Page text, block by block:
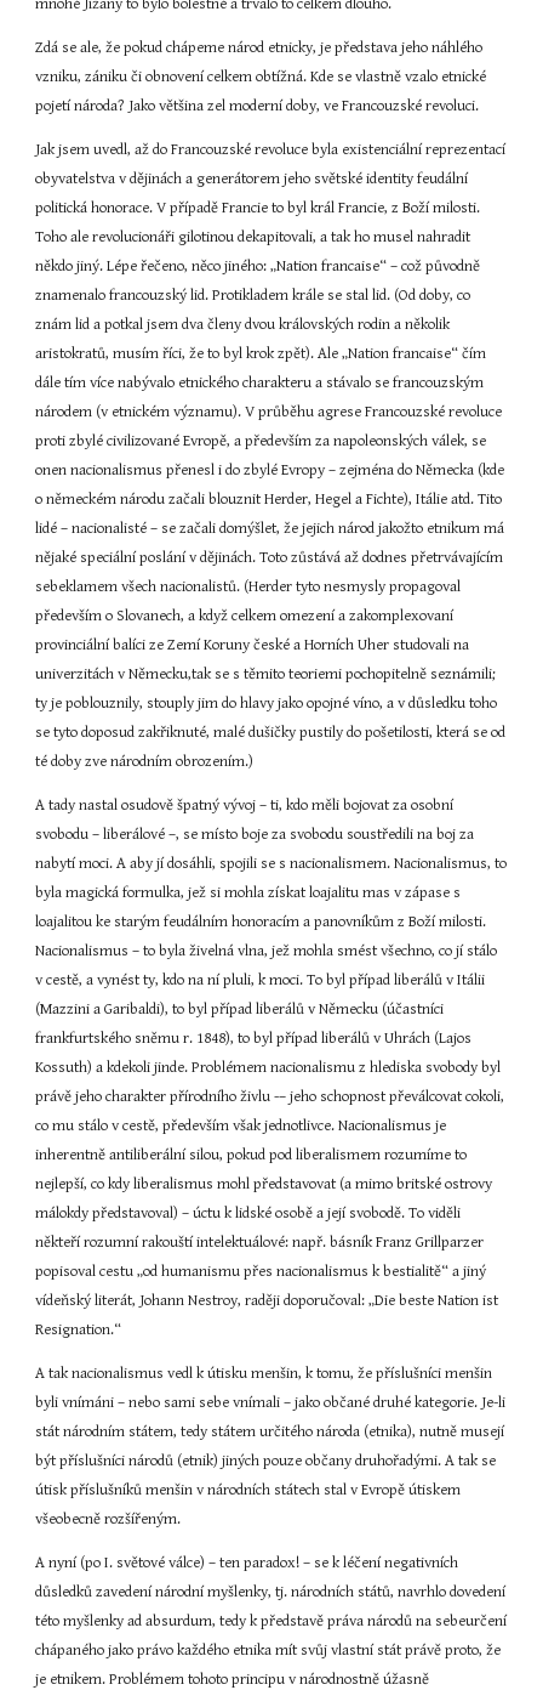
mnohé Jižany to bylo bolestné a trvalo to celkem dlouho.
Zdá se ale, že pokud chápeme národ etnicky, je představa jeho náhlého
vzniku, zániku či obnovení celkem obtížná. Kde se vlastně vzalo etnické
pojetí národa? Jako většina zel moderní doby, ve Francouzské revoluci.
Jak jsem uvedl, až do Francouzské revoluce byla existenciální reprezentací
obyvatelstva v dějinách a generátorem jeho světské identity feudální
politická honorace. V případě Francie to byl král Francie, z Boží milosti.
Toho ale revolucionáři gilotinou dekapitovali, a tak ho musel nahradit
někdo jiný. Lépe řečeno, něco jiného: „Nation francaise“ – což původně
znamenalo francouzský lid. Protikladem krále se stal lid. (Od doby, co
znám lid a potkal jsem dva členy dvou královských rodin a několik
aristokratů, musím říci, že to byl krok zpět). Ale „Nation francaise“ čím
dále tím více nabývalo etnického charakteru a stávalo se francouzským
národem (v etnickém významu). V průběhu agrese Francouzské revoluce
proti zbylé civilizované Evropě, a především za napoleonských válek, se
onen nacionalismus přenesl i do zbylé Evropy – zejména do Německa (kde
o německém národu začali blouznit Herder, Hegel a Fichte), Itálie atd. Tito
lidé – nacionalisté – se začali domýšlet, že jejich národ jakožto etnikum má
nějaké speciální poslání v dějinách. Toto zůstává až dodnes přetrvávajícím
sebeklamem všech nacionalistů. (Herder tyto nesmysly propagoval
především o Slovanech, a když celkem omezení a zakomplexovaní
provinciální balíci ze Zemí Koruny české a Horních Uher studovali na
univerzitách v Německu,tak se s těmito teoriemi pochopitelně seznámili;
ty je poblouznily, stouply jim do hlavy jako opojné víno, a v důsledku toho
se tyto doposud zakřiknuté, malé dušičky pustily do pošetilosti, která se od
té doby zve národním obrozením.)
A tady nastal osudově špatný vývoj – ti, kdo měli bojovat za osobní
svobodu – liberálové –, se místo boje za svobodu soustředili na boj za
nabytí moci. A aby jí dosáhli, spojili se s nacionalismem. Nacionalismus, to
byla magická formulka, jež si mohla získat loajalitu mas v zápase s
loajalitou ke starým feudálním honoracím a panovníkům z Boží milosti.
Nacionalismus – to byla živelná vlna, jež mohla smést všechno, co jí stálo
v cestě, a vynést ty, kdo na ní pluli, k moci. To byl případ liberálů v Itálii
(Mazzini a Garibaldi), to byl případ liberálů v Německu (účastníci
frankfurtského sněmu r. 1848), to byl případ liberálů v Uhrách (Lajos
Kossuth) a kdekoli jinde. Problémem nacionalismu z hlediska svobody byl
právě jeho charakter přírodního živlu -– jeho schopnost převálcovat cokoli,
co mu stálo v cestě, především však jednotlivce. Nacionalismus je
inherentně antiliberální silou, pokud pod liberalismem rozumíme to
nejlepší, co kdy liberalismus mohl představovat (a mimo britské ostrovy
málokdy představoval) – úctu k lidské osobě a její svobodě. To viděli
někteří rozumní rakouští intelektuálové: např. básník Franz Grillparzer
popisoval cestu „od humanismu přes nacionalismus k bestialitě“ a jiný
vídeňský literát, Johann Nestroy, raději doporučoval: „Die beste Nation ist
Resignation.“
A tak nacionalismus vedl k útisku menšin, k tomu, že příslušníci menšin
byli vnímáni – nebo sami sebe vnímali – jako občané druhé kategorie. Je-li
stát národním státem, tedy státem určitého národa (etnika), nutně musejí
být příslušníci národů (etnik) jiných pouze občany druhořadými. A tak se
útisk příslušníků menšin v národních státech stal v Evropě útiskem
všeobecně rozšířeným.
A nyní (po I. světové válce) – ten paradox! – se k léčení negativních
důsledků zavedení národní myšlenky, tj. národních států, navrhlo dovedení
této myšlenky ad absurdum, tedy k představě práva národů na sebeurčení
chápaného jako právo každého etnika mít svůj vlastní stát právě proto, že
je etnikem. Problémem tohoto principu v národnostně úžasně